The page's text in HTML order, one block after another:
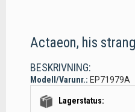
Actaeon, his
BESKRIVNING:
Modell/Varunr.: EP71979A
Lagerstatus: